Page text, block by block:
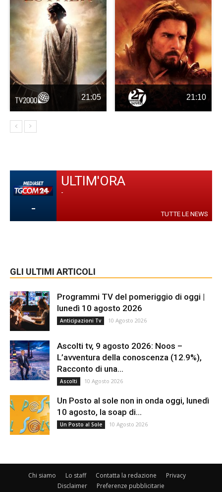
21:05 21:10
-
ULTIM'ORA
-
TUTTE LE NEWS
GLI ULTIMI ARTICOLI
Programmi TV del pomeriggio di oggi |
lunedì 10 agosto 2026
Anticipazioni Tv 10 Agosto 2026
Ascolti tv, 9 agosto 2026: Noos –
L’avventura della conoscenza (12.9%),
Racconto di una...
Ascolti 10 Agosto 2026
Un Posto al sole non in onda oggi, lunedì
10 agosto, la soap di...
Un Posto al Sole 10 Agosto 2026
Chi siamo Lo staff Contatta la redazione
Privacy
Disclaimer
Preferenze pubblicitarie